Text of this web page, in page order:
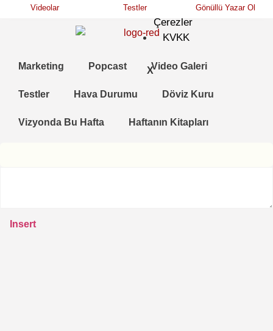
Çerezler
KVKK
X
Videolar Testler Gönüllü Yazar Ol
Marketing Popcast Video Galeri
Testler Hava Durumu Döviz Kuru
Vizyonda Bu Hafta Haftanın Kitapları
Insert